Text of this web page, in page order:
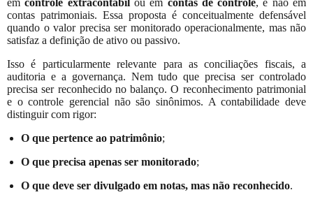
contas patrimoniais. Essa proposta é conceitualmente defensável
quando o valor precisa ser monitorado operacionalmente, mas não
satisfaz a definição de ativo ou passivo.
Isso é particularmente relevante para as conciliações fiscais, a
auditoria e a governança. Nem tudo que precisa ser controlado
precisa ser reconhecido no balanço. O reconhecimento patrimonial
e o controle gerencial não são sinônimos. A contabilidade deve
distinguir com rigor:
O que pertence ao patrimônio;
O que precisa apenas ser monitorado;
O que deve ser divulgado em notas, mas não reconhecido.